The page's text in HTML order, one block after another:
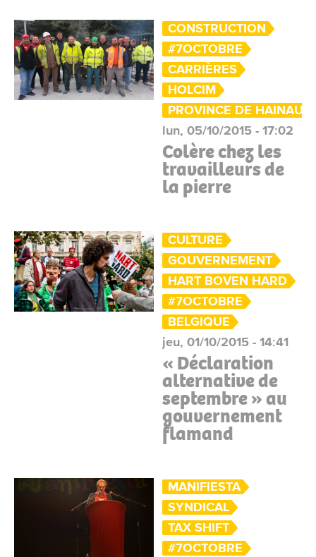
CONSTRUCTION
#7OCTOBRE
CARRIÈRES
HOLCIM
PROVINCE DE HAINAUT
lun, 05/10/2015 - 17:02
Colère chez les
travailleurs de
la pierre
CULTURE
GOUVERNEMENT
HART BOVEN HARD
#7OCTOBRE
BELGIQUE
jeu, 01/10/2015 - 14:41
« Déclaration
alternative de
septembre » au
gouvernement
flamand
MANIFIESTA
SYNDICAL
TAX SHIFT
#7OCTOBRE